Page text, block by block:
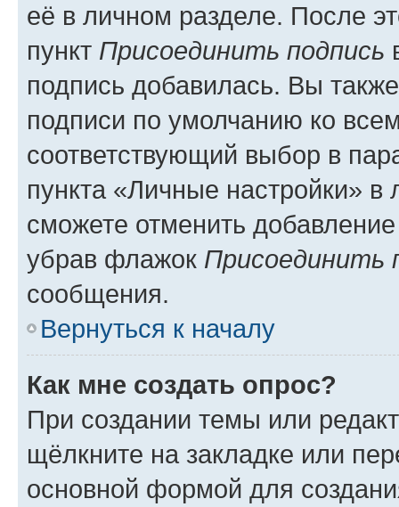
её в личном разделе. После
пункт Присоединить подпись
подпись добавилась. Вы
подписи по умолчанию ко
соответствующий выбор в
пункта «Личные настройки»
сможете отменить
убрав флажок Присоединить
сообщения.
Вернуться к началу
Как мне создать опрос?
При создании темы или
щёлкните на закладке или
основной формой для